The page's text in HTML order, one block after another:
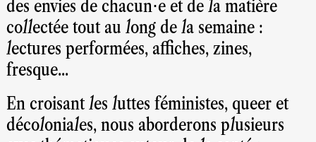
des envies de chacun⋅e et de la matière
collectée tout au long de la semaine :
lectures performées, affiches, zines,
fresque...
En croisant les luttes féministes, queer et
décoloniales, nous aborderons plusieurs